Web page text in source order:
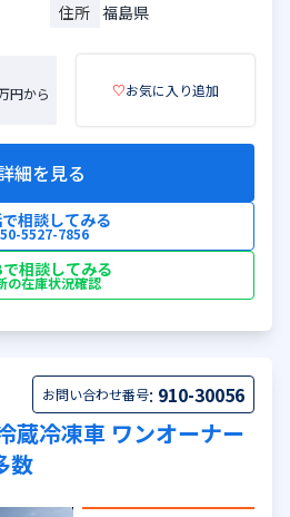
住所 福島県
円から ♡お気に入り追加
細を見る
相談してみる
5527-7856
相談してみる
の在庫状況確認
お問い合わせ番号: 910-30056
蔵冷凍車 ワンオーナー
数